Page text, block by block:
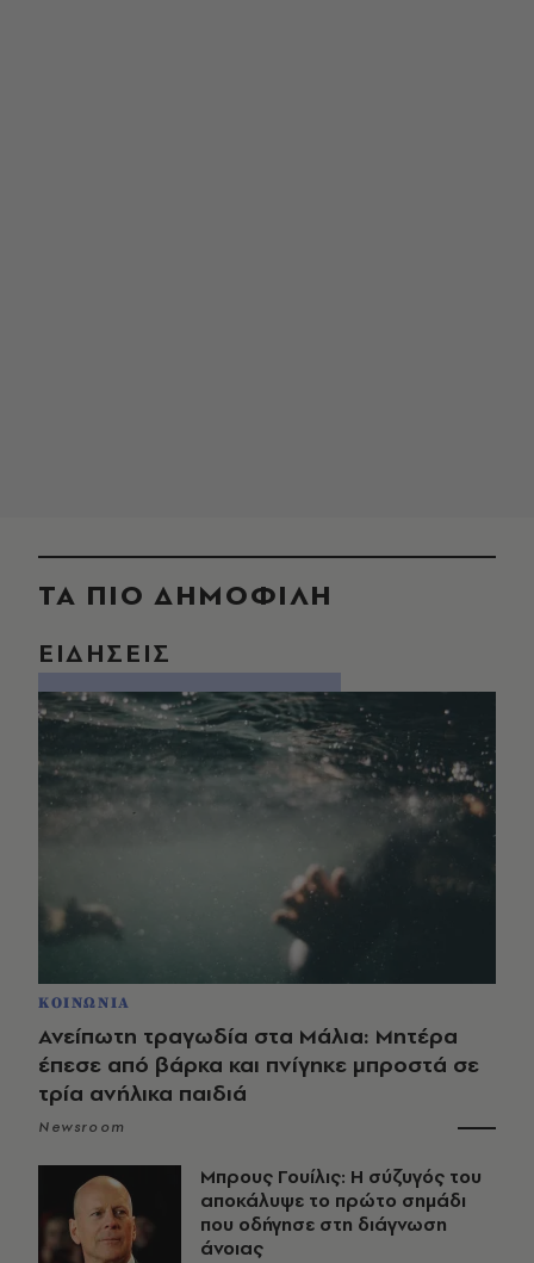
ΤΑ ΠΙΟ ΔΗΜΟΦΙΛΗ
ΕΙΔΗΣΕΙΣ
ΚΟΙΝΩΝΙΑ
Ανείπωτη τραγωδία στα Μάλια: Μητέρα
έπεσε από βάρκα και πνίγηκε μπροστά σε
τρία ανήλικα παιδιά
Newsroom
Μπρους Γουίλις: Η σύζυγός του
αποκάλυψε το πρώτο σημάδι
που οδήγησε στη διάγνωση
άνοιας